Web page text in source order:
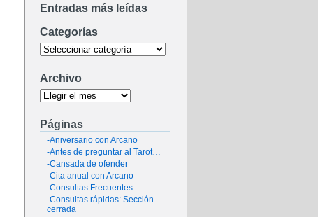
Entradas más leídas
Categorías
Archivo
Páginas
-Aniversario con Arcano
-Antes de preguntar al Tarot…
-Cansada de ofender
-Cita anual con Arcano
-Consultas Frecuentes
-Consultas rápidas: Sección
cerrada